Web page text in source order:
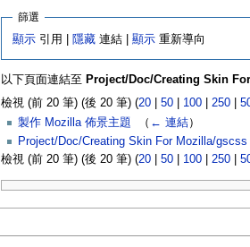
篩選
顯示 引用 | 隱藏 連結 |顯示 重新導向
以下頁面連結至 Project/Doc/Creating Skin
檢視 (前 20 筆) (後 20 筆) (20| 50| 100| 250|
製作 Mozilla 佈景主題
（ ← 連結）
Project/Doc/Creating Skin For Mozilla/gscss
檢視 (前 20 筆) (後 20 筆) (20| 50| 100| 250|